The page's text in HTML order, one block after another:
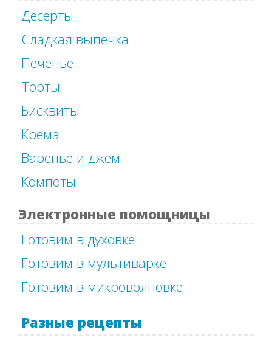
Десерты
Сладкая выпечка
Печенье
Торты
Бисквиты
Крема
Варенье и джем
Компоты
Электронные помощницы
Готовим в духовке
Готовим в мультиварке
Готовим в микроволновке
Разные рецепты